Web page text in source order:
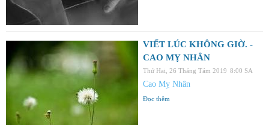
VIẾT LÚC KHÔNG GIỜ. -
CAO MỴ NHÂN
Thứ Hai, 26 Tháng Tám 2019 8:00 SA
Cao Mỵ Nhân
Đọc thêm